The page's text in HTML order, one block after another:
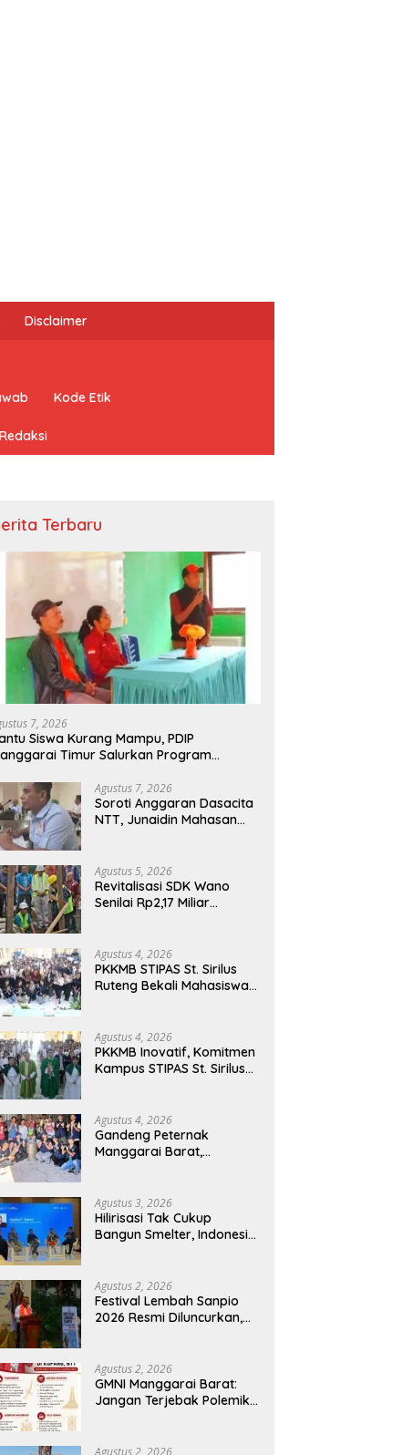
Disclaimer
Kode Etik
Redaksi
Terbaru
7, 2026
Siswa Kurang Mampu, PDIP
Timur Salurkan Program
Agustus 7, 2026
Soroti Anggaran Dasacita
NTT, Junaidin Mahasan
Dasar Peserta Didik
Agustus 5, 2026
Revitalisasi SDK Wano
Senilai Rp2,17 Miliar
Pendidikan di Manggarai
Timur
Agustus 4, 2026
PKKMB STIPAS St. Sirilus
Ruteng Bekali Mahasiswa
Organisasi
Agustus 4, 2026
PKKMB Inovatif, Komitmen
Kampus STIPAS St. Sirilus
Agustus 4, 2026
Gandeng Peternak
Manggarai Barat,
Pakan Fermentasi
Agustus 3, 2026
Hilirisasi Tak Cukup
Bangun Smelter, Indonesia
Agustus 2, 2026
Festival Lembah Sanpio
2026 Resmi Diluncurkan,
untuk Dukung Generasi
Berkarakter
Agustus 2, 2026
GMNI Manggarai Barat:
Jangan Terjebak Polemik
Berdampak bagi Rakyat
Agustus 2, 2026